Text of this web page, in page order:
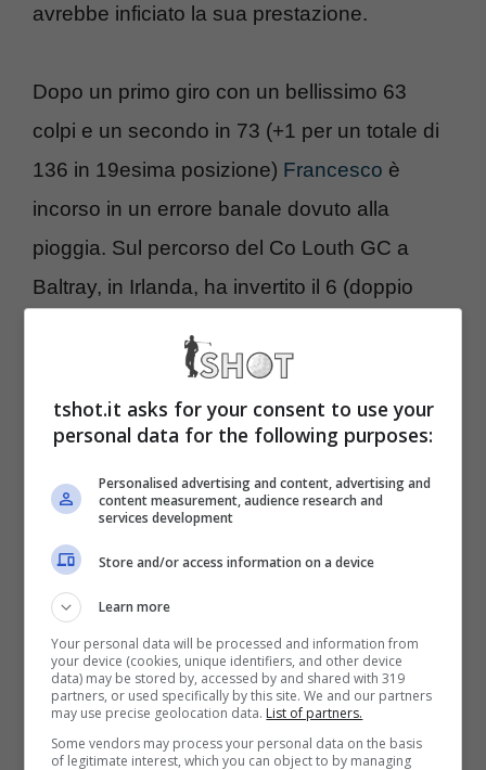
avrebbe inficiato la sua prestazione.
Dopo un primo giro con un bellissimo 63
colpi e un secondo in 73 (+1 per un totale di
136 in 19esima posizione) Francesco è
incorso in un errore banale dovuto alla
pioggia. Sul percorso del Co Louth GC a
Baltray, in Irlanda, ha invertito il 6 (doppio
della 13esima: i concorrenti appuntavano i
punti non ogni buca per non bagnare troppo
lo score e così ha sbagliato.
Peccato davvero perché
facendo bene, nonostante il piccolo crollo dal
primo al 19esimo posto di ieri. Era ancora in
corsa per la vittoria finale. Nel frattempo degli
altri italiani rimane soloEmanuele Canonica
44° con 139 (69 70) dopo cheAlessandro
Tadini, 128° con 146 (73 73) non ha passato
tshot.it asks for your consent to use your
personal data for the following purposes:
Personalised advertising and content, advertising and
content measurement, audience research and
services development
Store and/or access information on a device
Learn more
Your personal data will be processed and information from
your device (cookies, unique identifiers, and other device
data) may be stored by, accessed by and shared with 319
partners, or used specifically by this site. We and our partners
may use precise geolocation data. List of partners.
Some vendors may process your personal data on the basis
of legitimate interest, which you can object to by managing